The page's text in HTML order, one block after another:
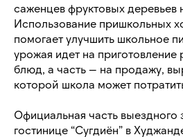
саженцев фруктовых деревьев
Использование пришкольных
помогает улучшить школьное
урожая идет на
блюд, а часть — на продажу,
которой школа может
Официальная часть выездного
гостинице “Сугдиён” в